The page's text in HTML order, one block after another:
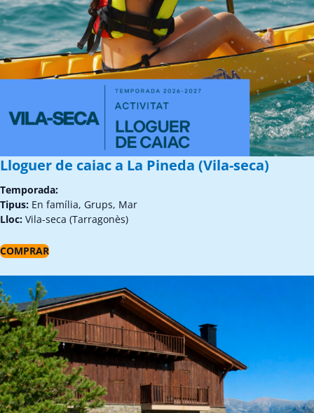
Lloguer de caiac a La Pineda (Vila-seca)
Temporada:
Tipus: En família, Grups, Mar
Lloc: Vila-seca (Tarragonès)
COMPRAR